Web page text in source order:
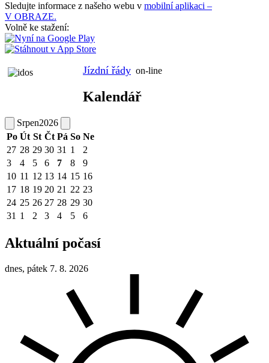
Sledujte informace z našeho webu v mobilní aplikaci –
V OBRAZE.
Volně ke stažení:
Jízdní řády on-line
Kalendář
Srpen2026
Po Út St Čt Pá So Ne
27 28 29 30 31 1
2
3
4 5 6 7 8
9
10 11 12 13 14 15 16
17 18 19 20 21 22 23
24 25 26 27 28 29 30
31 1 2 3 4 5 6
Aktuální počasí
dnes, pátek 7. 8. 2026